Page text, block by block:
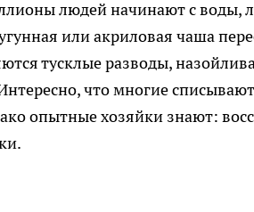
людей начинают с воды,
или акриловая чаша
тусклые разводы,
что многие
опытные хозяйки знают: